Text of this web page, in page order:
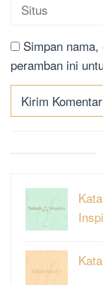
Simpan
peramban ini